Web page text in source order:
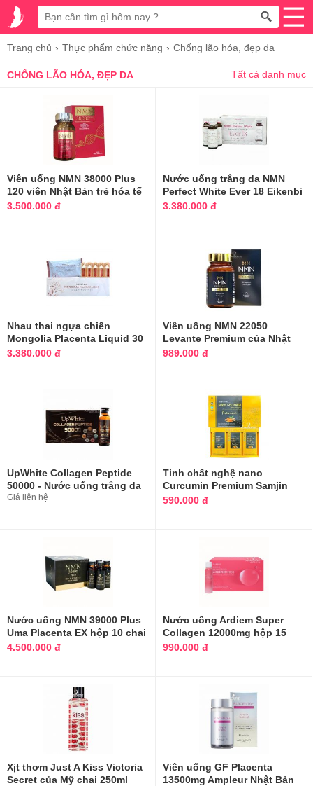
Trang chủ Thực phẩm chức năng Chống lão hóa, đẹp da
CHỐNG LÃO HÓA, ĐẸP DA Tất cả danh mục
Viên uống NMN 38000 Plus
120 viên Nhật Bản trẻ hóa tế
bào
3.500.000 đ
Nước uống trắng da NMN
Perfect White Ever 18 Eikenbi
Nhật Bản
3.380.000 đ
Nhau thai ngựa chiến
Mongolia Placenta Liquid 30
ống Nhật Bản
3.380.000 đ
​Viên uống NMN 22050
Levante Premium của Nhật
Bản 90 viên
989.000 đ
UpWhite Collagen Peptide
50000 - Nước uống trắng da
cao cấp
Giá liên hệ
Tinh chất nghệ nano
Curcumin Premium Samjin
Health Hàn Quốc
590.000 đ
Nước uống NMN 39000 Plus
Uma Placenta EX hộp 10 chai
4.500.000 đ
Nước uống Ardiem Super
Collagen 12000mg hộp 15
chai
990.000 đ
Xịt thơm Just A Kiss Victoria
Secret của Mỹ chai 250ml
Viên uống GF Placenta
13500mg Ampleur Nhật Bản